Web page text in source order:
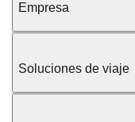
Empresa
Soluciones de viaje